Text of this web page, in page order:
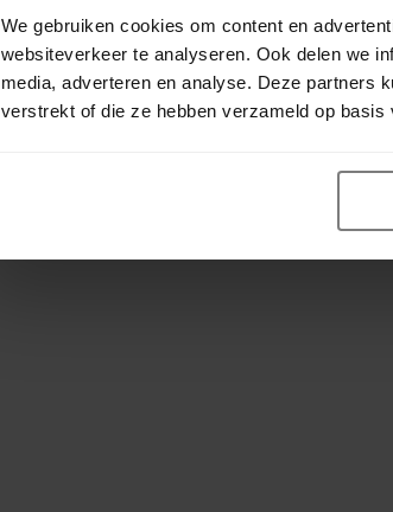
We gebruiken cookies om content en
websiteverkeer te analyseren. Ook delen we
media, adverteren en analyse. Deze partners
verstrekt of die ze hebben verzameld op